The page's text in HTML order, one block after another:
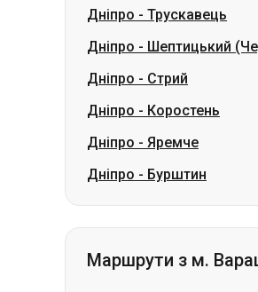
Дніпро-Коростень
Дніпро-Яремче
Дніпро-Бурштин
Маршрути з м. Вараш
Вараш-Лубни
Вараш-Краматорськ